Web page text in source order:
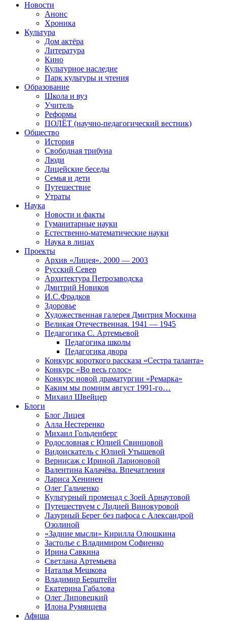
Новости
Анонс
Хроника
Культура
Дом актёра
Литература
Кино
Культурное наследие
Парк культуры и чтения
Образование
Школа и вуз
Учитель
Реформы
ПОЛЁТ (научно-педагогический вестник)
Общество
История
Свободная трибуна
Люди
Лицейские беседы
Семья и дети
Путешествие
Утраты
Наука
Новости и факты
Гуманитарные науки
Естественно-математические науки
Наука в лицах
Проекты
Архив «Лицея». 2000 — 2003
Русский Север
Архитектура Петрозаводска
Дмитрий Новиков
И.С.Фрадков
Здоровье
Художественная галерея Дмитрия Москина
Великая Отечественная. 1941 — 1945
Педагогика С. Артемьевой
Педагогика школы
Педагогика двора
Конкурс короткого рассказа «Сестра таланта»
Конкурс «Во весь голос»
Конкурс новой драматургии «Ремарка»
Каким мы помним август 1991-го…
Михаил Швейцер
Блоги
Блог Лицея
Алла Нестеренко
Михаил Гольденберг
Родословная с Юлией Свинцовой
Видоискатель с Юлией Утышевой
Вернисаж с Ириной Ларионовой
Валентина Калачёва. Впечатления
Лариса Хенинен
Олег Гальченко
Культурный променад с Зоей Арнаутовой
Путешествуем с Лидией Винокуровой
Лазурный Берег без пафоса с Александрой
Озолиной
«Задние мысли» Кирилла Олюшкина
Застолье с Владимиром Софиенко
Ирина Савкина
Светлана Артемьева
Наталья Мешкова
Владимир Берштейн
Екатерина Габалова
Олег Липовецкий
Илона Румянцева
Афиша